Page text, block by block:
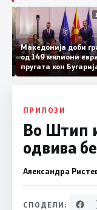
12:18
од
Македонија
од 149 милиони
пругата кон
ПРИЛОЗИ
Во Штип
одвива
Александра
СПОДЕЛИ: